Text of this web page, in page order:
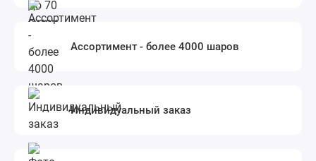
Ассортимент - более 4000 шаров
Индивидуальный заказ